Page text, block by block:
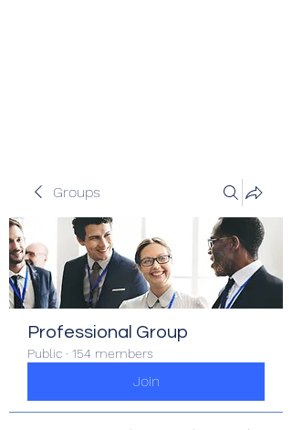
Groups
Professional Group
Public · 154 members
Join